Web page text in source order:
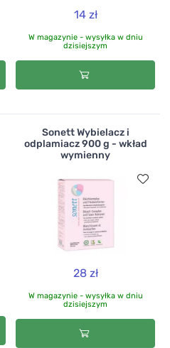
14 zł
W magazynie - wysyłka w dniu
dzisiejszym
Sonett Wybielacz i
odplamiacz 900 g - wkład
wymienny
28 zł
W magazynie - wysyłka w dniu
dzisiejszym